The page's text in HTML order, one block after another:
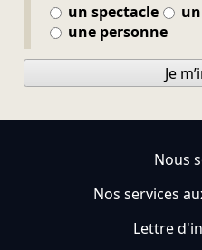
un spectacle
une personne
Je
Nous
Nos services
Lettre